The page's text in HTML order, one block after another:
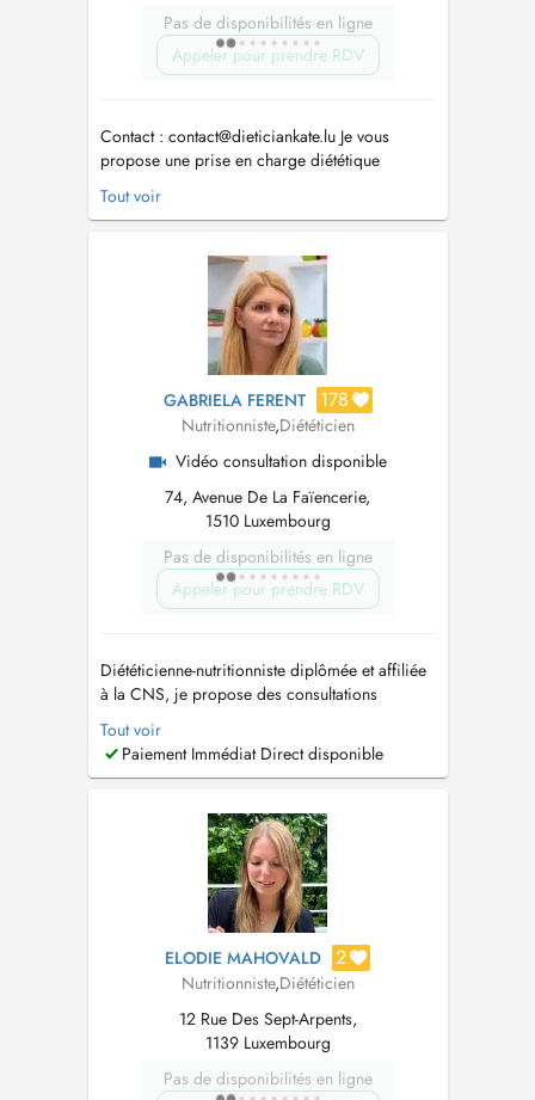
Pas de disponibilités en ligne
Appeler pour prendre RDV
Contact : contact@dieticiankate.luJe vous
propose une prise en charge diététique
personnalisée pour : - Rééquilibrage
alimentaire : améliorer votre santé, perdre du
ménopause, la grossesse ou à un nouveau
mode de vie. - Régimes adaptés à des
Tout voir
GABRIELA FERENT 178
Nutritionniste,Diététicien
Vidéo consultation disponible
74, Avenue De La Faïencerie,
1510 Luxembourg
Pas de disponibilités en ligne
Appeler pour prendre RDV
Diététicienne-nutritionniste diplômée et affiliée
à la CNS, je propose des consultations
nutritionnelles personnalisées à Luxembourg-
Ville, Ettelbruck et Insenborn, ainsi qu'en
téléconsultation pour le suivi. Forte de plus de
tout âges, adolescents, adult...
Tout voir
Paiement Immédiat Direct disponible
ELODIE MAHOVALD 2
Nutritionniste,Diététicien
12 Rue Des Sept-Arpents,
1139 Luxembourg
Pas de disponibilités en ligne